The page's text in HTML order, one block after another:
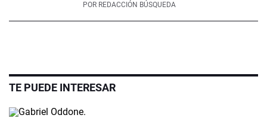
POR REDACCIÓN BÚSQUEDA
TE PUEDE INTERESAR